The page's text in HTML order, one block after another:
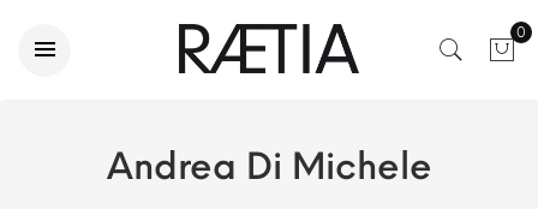
0
Andrea Di Michele